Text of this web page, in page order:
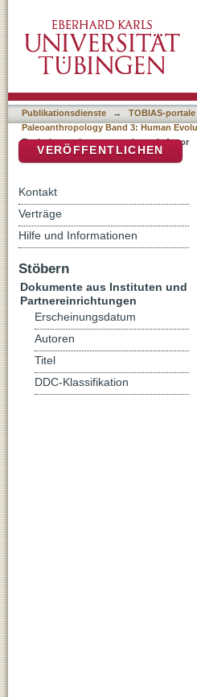
3: Human Evolution
Publikationsdienste → TOBIAS-portale
Paleoanthropology Band 3: Human
Evolution at the crossroads nach Autor
VERÖFFENTLICHEN
Kontakt
Verträge
Hilfe und Informationen
Stöbern
Dokumente aus Instituten und
Partnereinrichtungen
Erscheinungsdatum
Autoren
Titel
DDC-Klassifikation